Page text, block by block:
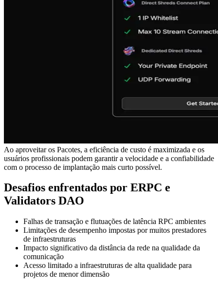
Ao aproveitar os Pacotes, a eficiência de custo é maximizada e os
usuários profissionais podem garantir a velocidade e a confiabilidade
com o processo de implantação mais curto possível.
Desafios enfrentados por ERPC e
Validators DAO
Falhas de transação e flutuações de latência RPC ambientes
Limitações de desempenho impostas por muitos prestadores
de infraestruturas
Impacto significativo da distância da rede na qualidade da
comunicação
Acesso limitado a infraestruturas de alta qualidade para
projetos de menor dimensão